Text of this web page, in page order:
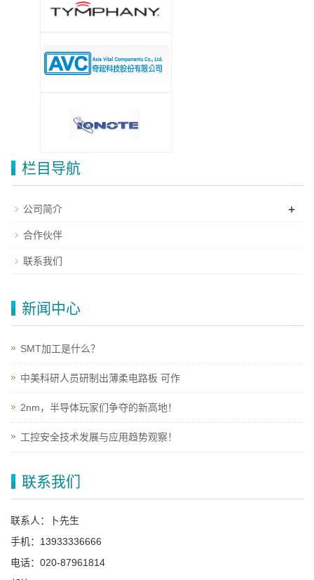
栏目导航
公司简介 +
合作伙伴
联系我们
新闻中心
SMT加工是什么？
中美科研人员研制出薄柔电路板 可作
2nm，半导体玩家们争夺的新高地！
工控安全技术发展与应用趋势观察！
联系我们
联系人：卜先生
手机：13933336666
电话：020-87961814